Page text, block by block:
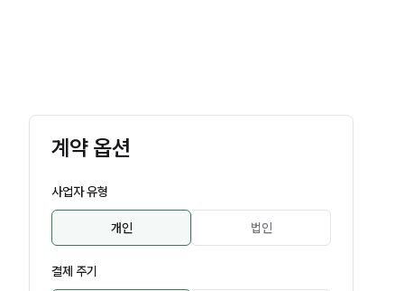
계약 옵션
사업자 유형
개인 법인
결제 주기